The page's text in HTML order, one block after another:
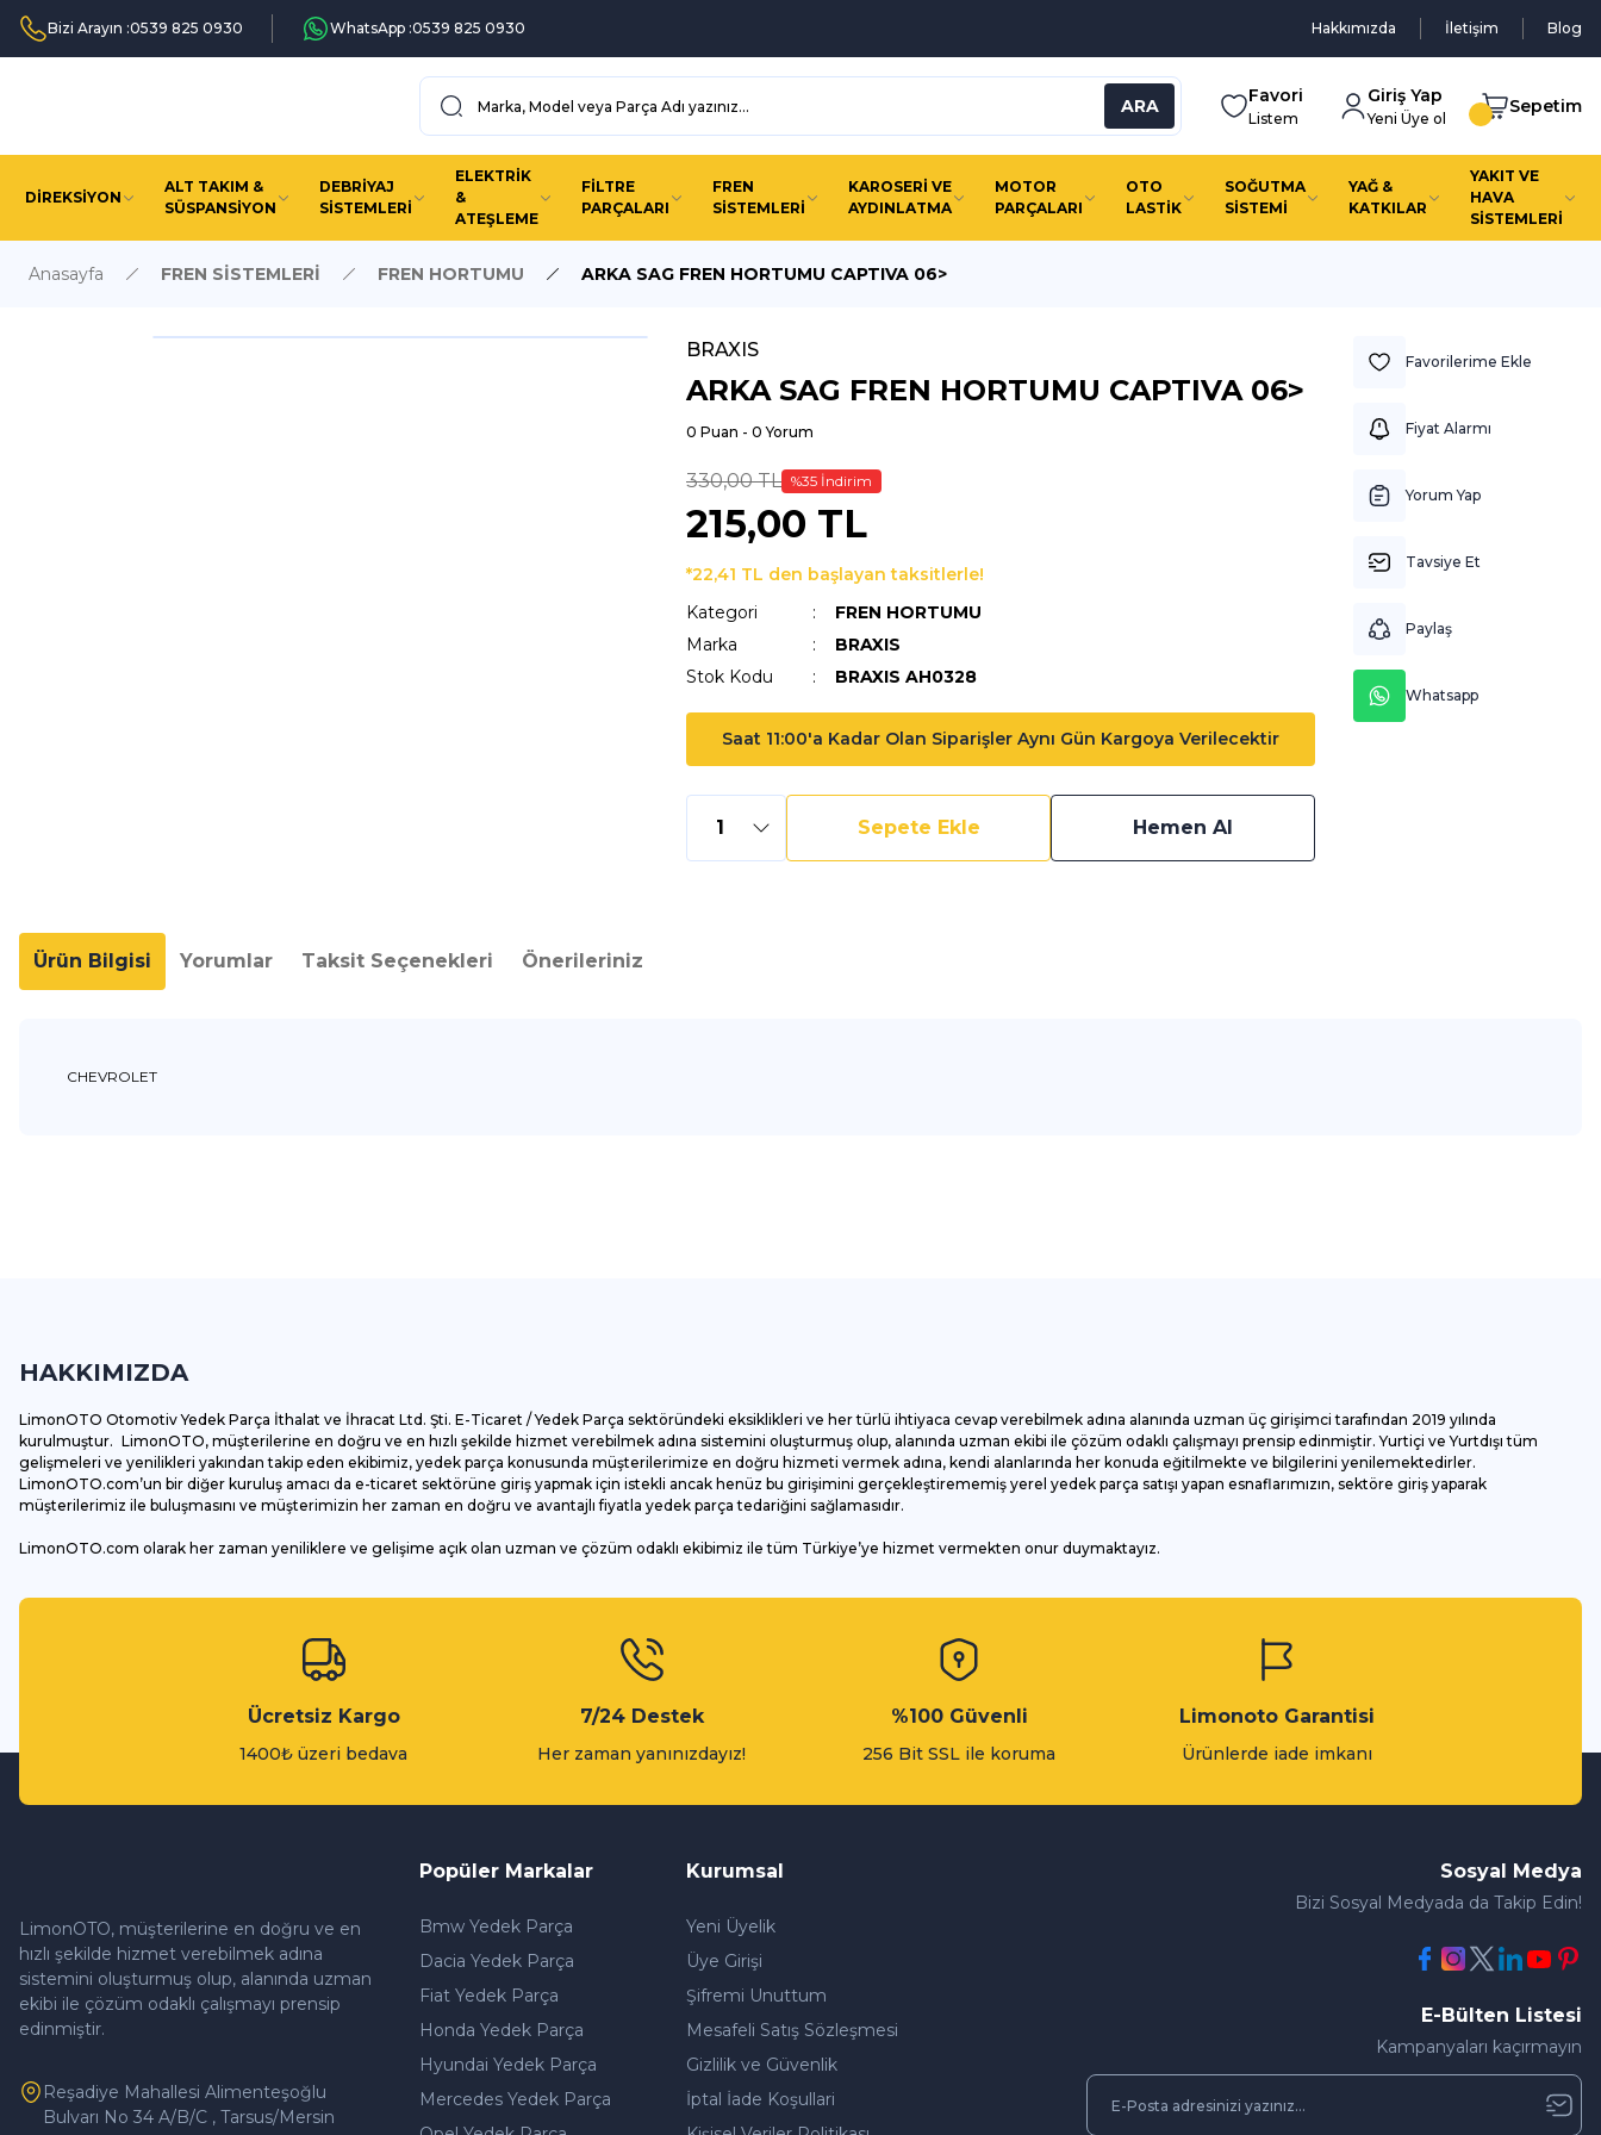
Bizi Arayın :0539 825 0930 WhatsApp :0539 825 0930 Hakkımızda İletişim Blog
ARA Favori
Listem
Giriş Yap
Yeni Üye ol
Sepetim
DİREKSİYON
ALT TAKIM &
SÜSPANSİYON
DEBRİYAJ
SİSTEMLERİ
ELEKTRİK
&
ATEŞLEME
FİLTRE
PARÇALARI
FREN
SİSTEMLERİ
KAROSERİ VE
AYDINLATMA
MOTOR
PARÇALARI
OTO
LASTİK
SOĞUTMA
SİSTEMİ
YAĞ &
KATKILAR
YAKIT VE
HAVA
SİSTEMLERİ
Anasayfa FREN SİSTEMLERİ FREN HORTUMU ARKA SAG FREN HORTUMU CAPTIVA 06>
BRAXIS
ARKA SAG FREN HORTUMU CAPTIVA 06>
0 Puan - 0 Yorum
330,00 TL %35 İndirim
215,00 TL
*22,41 TL den başlayan taksitlerle!
Kategori
FREN HORTUMU
Marka
BRAXIS
Stok Kodu
BRAXIS AH0328
Saat 11:00'a Kadar Olan Siparişler Aynı Gün Kargoya Verilecektir
Sepete Ekle Hemen Al
Fiyat Alarmı
Yorum Yap
Tavsiye Et
Paylaş
Whatsapp
Ürün Bilgisi Yorumlar Taksit Seçenekleri Önerileriniz
CHEVROLET
Ürün bilgilerinde hatalar bulunuyor.
Bu ürüne benzer farklı alternatifler olmalı.
Gönder
HAKKIMIZDA
LimonOTO Otomotiv Yedek Parça İthalat ve İhracat Ltd. Şti. E-Ticaret / Yedek Parça sektöründeki eksiklikleri ve her türlü ihtiyaca cevap verebilmek adına alanında uzman üç girişimci tarafından 2019 yılında
kurulmuştur. LimonOTO, müşterilerine en doğru ve en hızlı şekilde hizmet verebilmek adına sistemini oluşturmuş olup, alanında uzman ekibi ile çözüm odaklı çalışmayı prensip edinmiştir. Yurtiçi ve Yurtdışı tüm
gelişmeleri ve yenilikleri yakından takip eden ekibimiz, yedek parça konusunda müşterilerimize en doğru hizmeti vermek adına, kendi alanlarında her konuda eğitilmekte ve bilgilerini yenilemektedirler.
LimonOTO.com’un bir diğer kuruluş amacı da e-ticaret sektörüne giriş yapmak için istekli ancak henüz bu girişimini gerçekleştirememiş yerel yedek parça satışı yapan esnaflarımızın, sektöre giriş yaparak
müşterilerimiz ile buluşmasını ve müşterimizin her zaman en doğru ve avantajlı fiyatla yedek parça tedariğini sağlamasıdır.
LimonOTO.com olarak her zaman yeniliklere ve gelişime açık olan uzman ve çözüm odaklı ekibimiz ile tüm Türkiye’ye hizmet vermekten onur duymaktayız.
Ücretsiz Kargo
1400₺ üzeri bedava
7/24 Destek
Her zaman yanınızdayız!
%100 Güvenli
256 Bit SSL ile koruma
Limonoto Garantisi
Ürünlerde iade imkanı
LimonOTO, müşterilerine en doğru ve en
hızlı şekilde hizmet verebilmek adına
sistemini oluşturmuş olup, alanında uzman
ekibi ile çözüm odaklı çalışmayı prensip
edinmiştir.
Reşadiye Mahallesi Alimenteşoğlu
Bulvarı No 34 A/B/C , Tarsus/Mersin
Popüler Markalar
Bmw Yedek Parça
Dacia Yedek Parça
Fiat Yedek Parça
Honda Yedek Parça
Hyundai Yedek Parça
Mercedes Yedek Parça
Kurumsal
Yeni Üyelik
Üye Girişi
Şifremi Unuttum
Mesafeli Satış Sözleşmesi
Gizlilik ve Güvenlik
İptal İade Koşullari
Sosyal Medya
Bizi Sosyal Medyada da Takip Edin!
E-Bülten Listesi
Kampanyaları kaçırmayın